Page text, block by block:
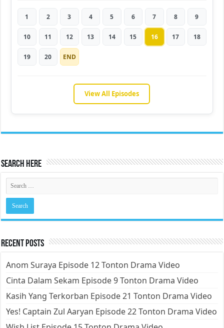
1 2 3 4 5 6 7 8 9
10 11 12 13 14 15 16 17 18
19 20 END
View All Episodes
Search Here
Recent Posts
Anom Suraya Episode 12 Tonton Drama Video
Cinta Dalam Sekam Episode 9 Tonton Drama Video
Kasih Yang Terkorban Episode 21 Tonton Drama Video
Yes! Captain Zul Aaryan Episode 22 Tonton Drama Video